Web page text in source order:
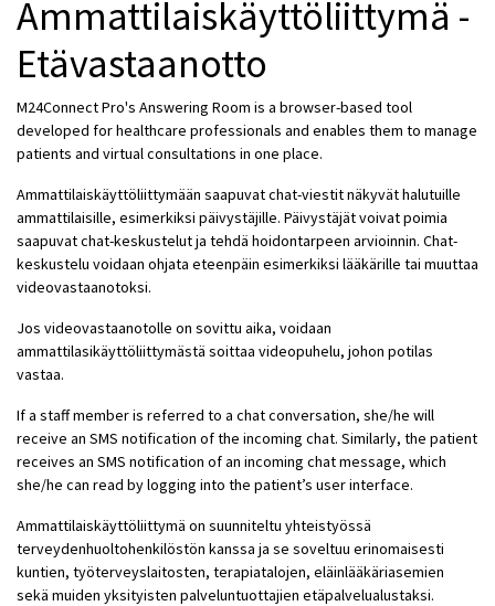
Ammattilaiskäyttöliittymä -
Etävastaanotto
M24Connect Pro's Answering Room is a browser-based tool
developed for healthcare professionals and enables them to manage
patients and virtual consultations in one place.
Ammattilaiskäyttöliittymään saapuvat chat-viestit näkyvät halutuille
ammattilaisille, esimerkiksi päivystäjille. Päivystäjät voivat poimia
saapuvat chat-keskustelut ja tehdä hoidontarpeen arvioinnin. Chat-
keskustelu voidaan ohjata eteenpäin esimerkiksi lääkärille tai muuttaa
videovastaanotoksi.
Jos videovastaanotolle on sovittu aika, voidaan
ammattilasikäyttöliittymästä soittaa videopuhelu, johon potilas
vastaa.
If a staff member is referred to a chat conversation, she/he will
receive an SMS notification of the incoming chat. Similarly, the patient
receives an SMS notification of an incoming chat message, which
she/he can read by logging into the patient’s user interface.
Ammattilaiskäyttöliittymä on suunniteltu yhteistyössä
terveydenhuoltohenkilöstön kanssa ja se soveltuu erinomaisesti
kuntien, työterveyslaitosten, terapiatalojen, eläinlääkäriasemien
sekä muiden yksityisten palveluntuottajien etäpalvelualustaksi.